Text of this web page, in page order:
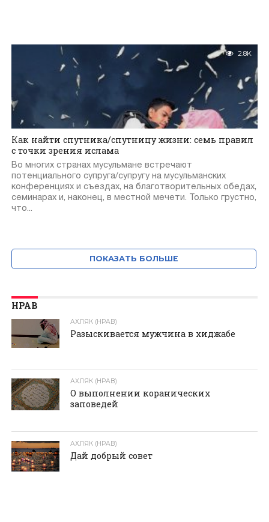
2.8K
Как найти спутника/спутницу жизни: семь правил
с точки зрения ислама
Во многих странах мусульмане встречают
потенциального супруга/супругу на мусульманских
конференциях и съездах, на благотворительных обедах,
семинарах и, наконец, в местной мечети. Только грустно,
что...
ПОКАЗАТЬ БОЛЬШЕ
НРАВ
АХЛЯК (НРАВ)
Разыскивается мужчина в хиджабе
АХЛЯК (НРАВ)
О выполнении коранических
заповедей
АХЛЯК (НРАВ)
Дай добрый совет